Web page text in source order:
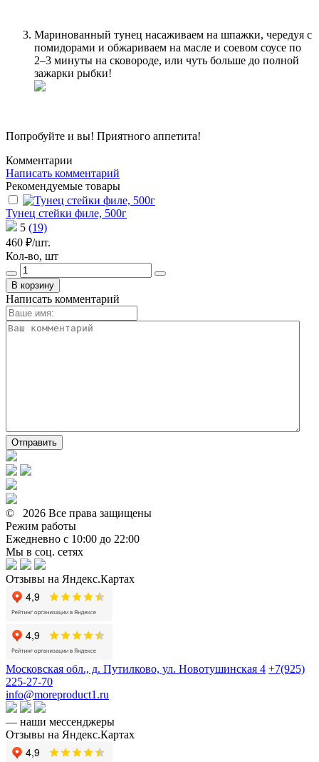
Маринованный тунец насаживаем на шпажки, чередуя с
помидорами и обжариваем на масле и соевом соусе по
2–3 минуты на сковороде, или чуть больше до полной
зажарки рыбки!
Попробуйте и вы! Приятного аппетита!
Комментарии
Написать комментарий
Рекомендуемые товары
Тунец стейки филе, 500г
5 (19)
460 ₽/шт.
Кол-во, шт
В корзину
Написать комментарий
Отправить
© 2026 Все права защищены
Режим работы
Ежедневно с 10:00 до 22:00
Мы в соц. сетях
Отзывы на Яндекс.Картах
Московская обл., д. Путилково, ул. Новотушинская 4 +7(925)
225-27-70
info@moreproduct1.ru
— наши мессенджеры
Отзывы на Яндекс.Картах